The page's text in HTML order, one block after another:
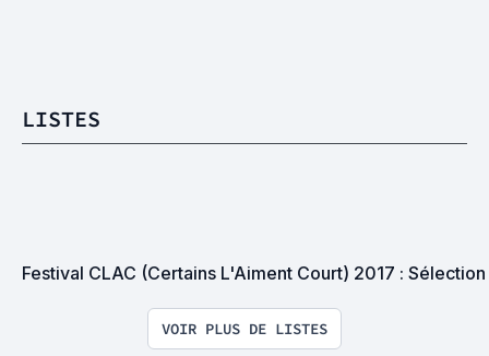
LISTES
Festival CLAC (Certains L'Aiment Court) 2017 : Sélection
VOIR PLUS DE LISTES